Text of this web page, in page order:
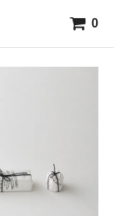
0